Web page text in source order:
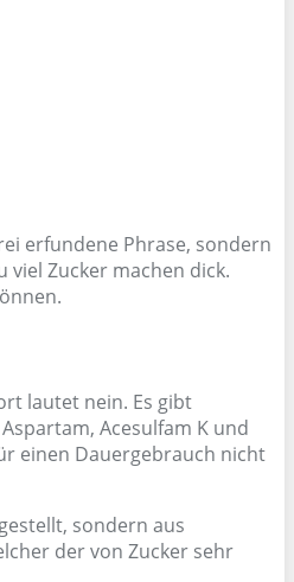
erfundene Phrase, sondern
viel Zucker machen dick.
lautet nein. Es gibt
Acesulfam K und
einen Dauergebrauch nicht
sondern aus
der von Zucker sehr